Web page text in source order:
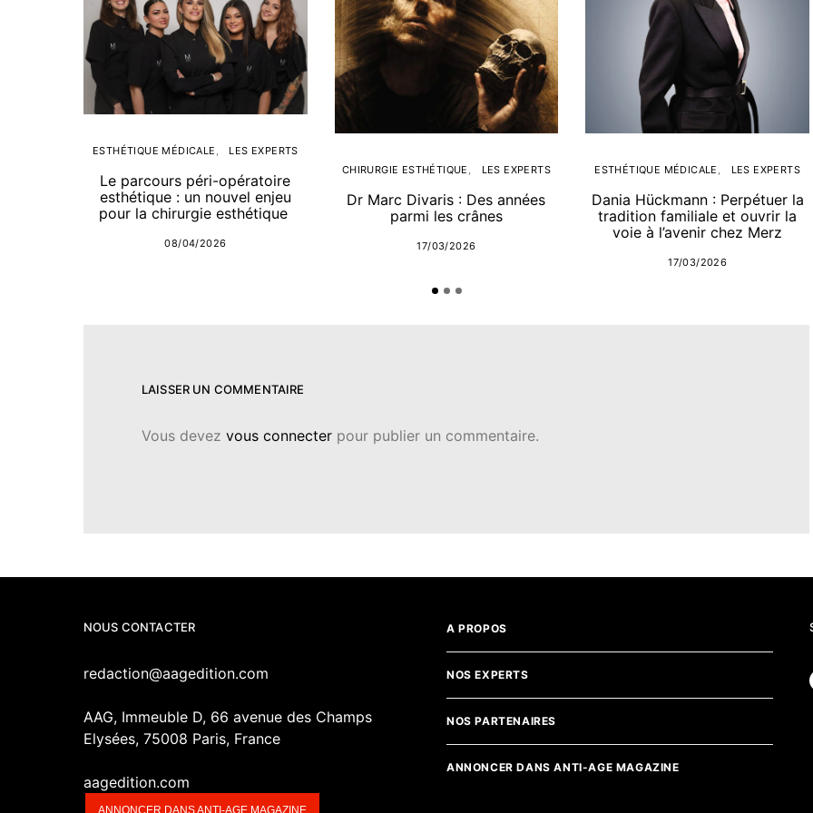
ESTHÉTIQUE MÉDICALE LES EXPERTS
Le parcours péri-opératoire
esthétique : un nouvel enjeu
pour la chirurgie esthétique
08/04/2026
CHIRURGIE ESTHÉTIQUE LES EXPERTS
Dr Marc Divaris : Des années
parmi les crânes
17/03/2026
ESTHÉTIQUE MÉDICALE LES EXPERTS
Dania Hückmann : Perpétuer la
tradition familiale et ouvrir la
voie à l’avenir chez Merz
17/03/2026
LAISSER UN COMMENTAIRE
Vous devez vous connecter pour publier un commentaire.
NOUS CONTACTER
redaction@aagedition.com
AAG, Immeuble D, 66 avenue des Champs
Elysées, 75008 Paris, France
aagedition.com
ANNONCER DANS ANTI-AGE MAGAZINE
A PROPOS
NOS EXPERTS
NOS PARTENAIRES
ANNONCER DANS ANTI-AGE MAGAZINE